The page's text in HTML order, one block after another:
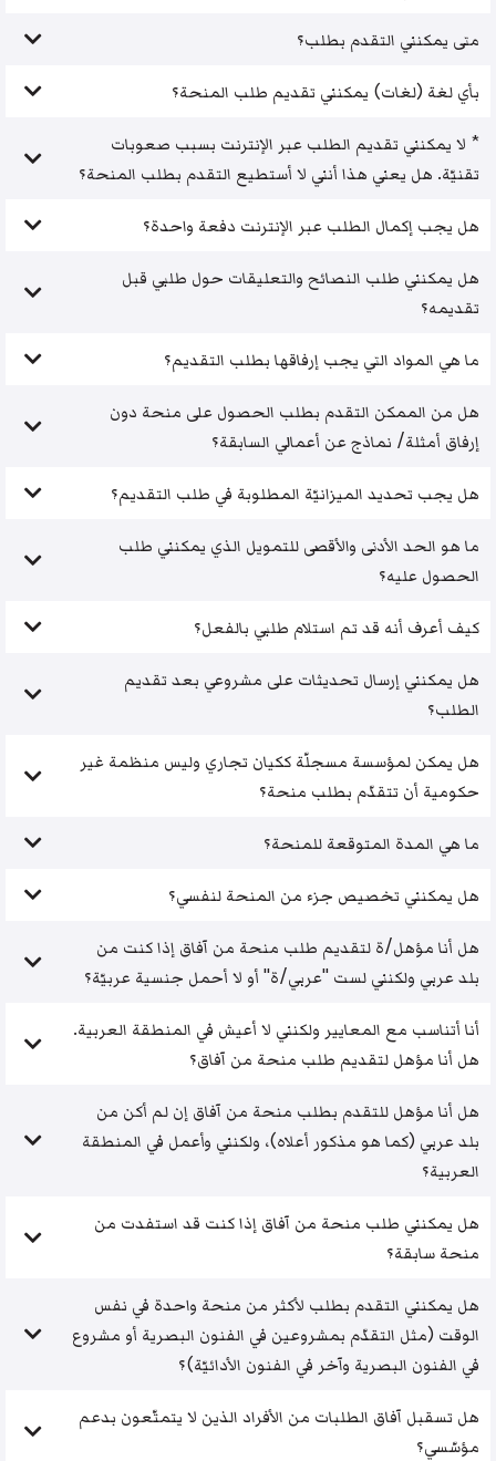
متى يمكنني التقدم بطلب؟
بأي لغة (لغات) يمكنني تقديم طلب المنحة؟
* لا يمكنني تقديم الطلب عبر الإنترنت بسبب صعوبات
تقنيّة. هل يعني هذا أنني لا أستطيع التقدم بطلب المنحة؟
هل يجب إكمال الطلب عبر الإنترنت دفعة واحدة؟
هل يمكنني طلب النصائح والتعليقات حول طلبي قبل
تقديمه؟
ما هي المواد التي يجب إرفاقها بطلب التقديم؟
هل من الممكن التقدم بطلب الحصول على منحة دون
إرفاق أمثلة/ نماذج عن أعمالي السابقة؟
هل يجب تحديد الميزانيّة المطلوبة في طلب التقديم؟
ما هو الحد الأدنى والأقصى للتمويل الذي يمكنني طلب
الحصول عليه؟
كيف أعرف أنه قد تم استلام طلبي بالفعل؟
هل يمكنني إرسال تحديثات على مشروعي بعد تقديم
الطلب؟
هل يمكن لمؤسسة مسجلّة ككيان تجاري وليس منظمة غير
حكومية أن تتقدّم بطلب منحة؟
ما هي المدة المتوقعة للمنحة؟
هل يمكنني تخصيص جزء من المنحة لنفسي؟
هل أنا مؤهل/ة لتقديم طلب منحة من آفاق إذا كنت من
بلد عربي ولكنني لست "عربي/ة" أو لا أحمل جنسية عربيّة؟
أنا أتناسب مع المعايير ولكنني لا أعيش في المنطقة العربية.
هل أنا مؤهل لتقديم طلب منحة من آفاق؟
هل أنا مؤهل للتقدم بطلب منحة من آفاق إن لم أكن من
بلد عربي (كما هو مذكور أعلاه)، ولكنني وأعمل في المنطقة
العربية؟
هل يمكنني طلب منحة من آفاق إذا كنت قد استفدت من
منحة سابقة؟
هل يمكنني التقدم بطلب لأكثر من منحة واحدة في نفس
الوقت (مثل التقدّم بمشروعين في الفنون البصرية أو مشروع
في الفنون البصرية وآخر في الفنون الأدائيّة)؟
هل تسقبل آفاق الطلبات من الأفراد الذين لا يتمتّعون بدعم
مؤسّسي؟